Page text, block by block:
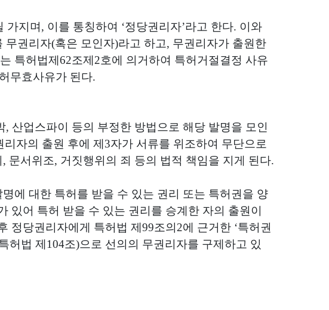
가지며 , 이를 통칭하여 ‘정당권리자’라고 한다. 이와
무권리자(혹은 모인자)라고 하고, 무권리자가 출원한
특허법제 62조제 2호에 의거하여 특허거절결정 사유
무효사유가 된다.
, 산업스파이 등의 부정한 방법으로 해당 발명을 모인
자의 출원 후에 제 3자가 서류를 위조하여 무단으로
, 문서위조, 거짓행위의 죄 등의 법적 책임을 지게 된다.
명에 대한 특허를 받을 수 있는 권리 또는 특허권을 양
있어 특허 받을 수 있는 권리를 승계한 자의 출원이
정당권리자에게 특허법 제 99조의 2에 근거한 ‘특허권
허법 제 104조)으로 선의의 무권리자를 구제하고 있